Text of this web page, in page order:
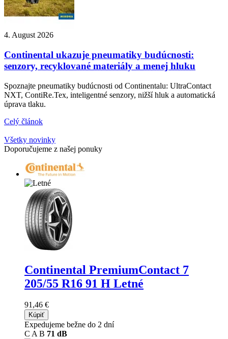
4. August 2026
Continental ukazuje pneumatiky budúcnosti:
senzory, recyklované materiály a menej hluku
Spoznajte pneumatiky budúcnosti od Continentalu: UltraContact
NXT, ContiRe.Tex, inteligentné senzory, nižší hluk a automatická
úprava tlaku.
Celý článok
Všetky novinky
Doporučujeme z našej ponuky
Continental PremiumContact 7
205/55 R16 91 H Letné
91,46 €
Kúpiť
Expedujeme bežne do 2 dní
C A B 71 dB